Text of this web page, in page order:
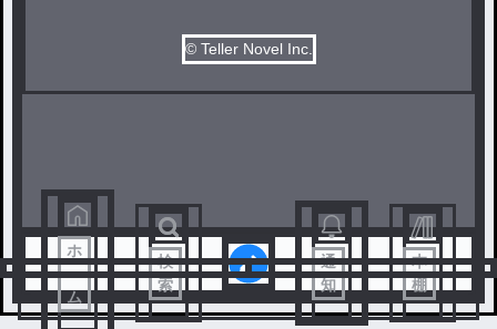
© Teller Novel Inc.
ホ
ー
ム
検
索
通
知
本
棚